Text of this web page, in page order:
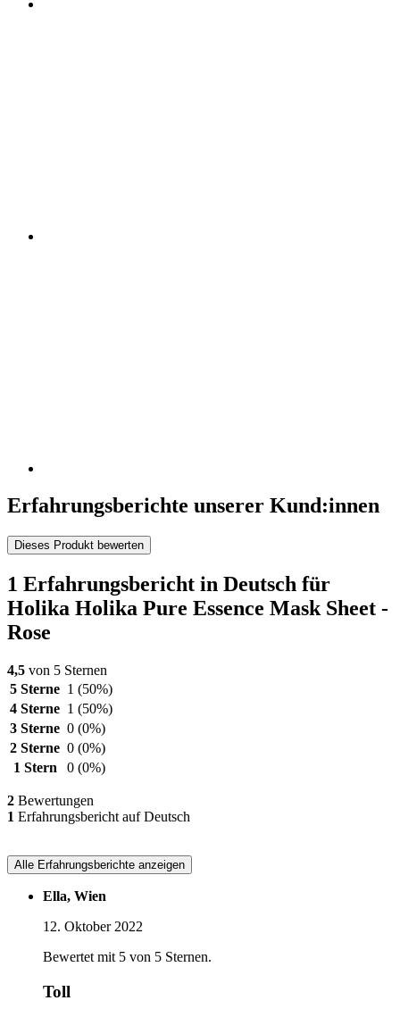
Erfahrungsberichte unserer Kund:innen
Dieses Produkt bewerten
1 Erfahrungsbericht in Deutsch für
Holika Holika Pure Essence Mask Sheet -
Rose
4,5 von 5 Sternen
5 Sterne 1 (50%)
4 Sterne 1 (50%)
3 Sterne 0 (0%)
2 Sterne 0 (0%)
1 Stern
0 (0%)
2 Bewertungen
1 Erfahrungsbericht auf Deutsch
Alle Erfahrungsberichte anzeigen
Ella, Wien
12. Oktober 2022
Bewertet mit 5 von 5 Sternen.
Toll